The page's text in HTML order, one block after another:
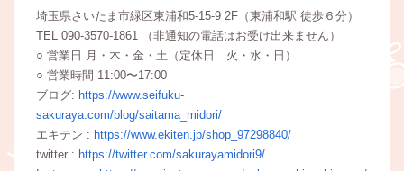
埼玉県さいたま市緑区東浦和5-15-9 2F（東浦和駅 徒歩６分）
TEL 090-3570-1861 （非通知の電話はお受け出来ません）
○ 営業日 月・木・金・土（定休日 火・水・日）
○ 営業時間 11:00〜17:00
ブログ: https://www.seifuku-
sakuraya.com/blog/saitama_midori/
エキテン : https://www.ekiten.jp/shop_97298840/
twitter : https://twitter.com/sakurayamidori9/